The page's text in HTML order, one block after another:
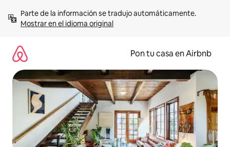
contenidoMostrar en el idioma original
Pon tu casa en Airbnb